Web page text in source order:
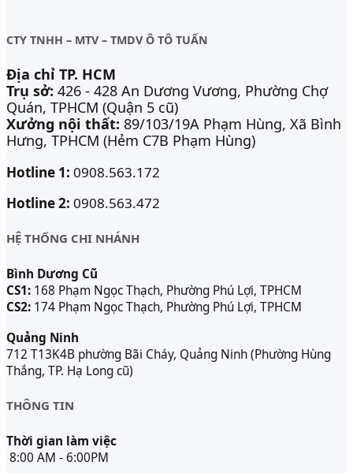
CTY TNHH – MTV – TMDV Ô TÔ TUẤN
Địa chỉ TP. HCM
Trụ sở: 426 - 428 An Dương Vương, Phường Chợ
Quán, TPHCM (Quận 5 cũ)
Xưởng nội thất: 89/103/19A Phạm Hùng, Xã Bình
Hưng, TPHCM (Hẻm C7B Phạm Hùng)
Hotline 1: 0908.563.172
Hotline 2: 0908.563.472
HỆ THỐNG CHI NHÁNH
Bình Dương Cũ
CS1: 168 Phạm Ngọc Thạch, Phường Phú Lợi, TPHCM
CS2: 174 Phạm Ngọc Thạch, Phường Phú Lợi, TPHCM
Quảng Ninh
712 T13K4B phường Bãi Cháy, Quảng Ninh (Phường Hùng
Thắng, TP. Hạ Long cũ)
THÔNG TIN
Thời gian làm việc
8:00 AM - 6:00PM